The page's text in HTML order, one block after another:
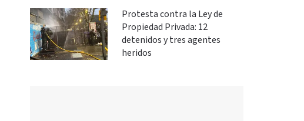
Protesta contra la Ley de
Propiedad Privada: 12
detenidos y tres agentes
heridos